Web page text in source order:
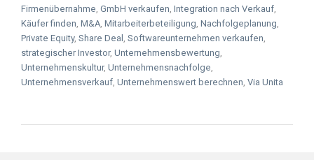
Firmenübernahme GmbH verkaufen Integration nach Verkauf
Käufer finden M&A Mitarbeiterbeteiligung Nachfolgeplanung
Private Equity, Share Deal Softwareunternehmen verkaufen
strategischer Investor, Unternehmensbewertung
Unternehmenskultur, Unternehmensnachfolge
Unternehmensverkauf Unternehmenswert berechnen Via Unita